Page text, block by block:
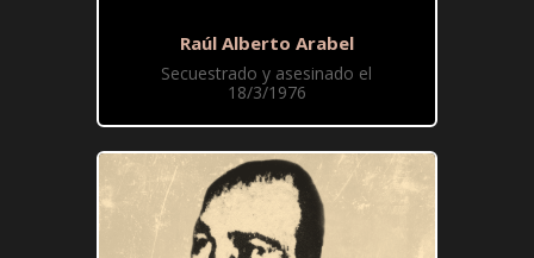
Raúl Alberto Arabel
Secuestrado y asesinado el
18/3/1976